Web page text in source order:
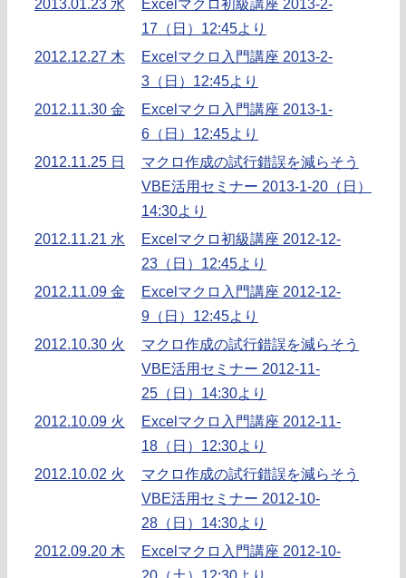
2013.01.23 水
Excelマクロ初級講座 2013-2-
17（日）12:45より
2012.12.27 木
Excelマクロ入門講座 2013-2-
3（日）12:45より
2012.11.30 金
Excelマクロ入門講座 2013-1-
6（日）12:45より
2012.11.25 日
マクロ作成の試行錯誤を減らそう
VBE活用セミナー 2013-1-20（日）
14:30より
2012.11.21 水
Excelマクロ初級講座 2012-12-
23（日）12:45より
2012.11.09 金
Excelマクロ入門講座 2012-12-
9（日）12:45より
2012.10.30 火
マクロ作成の試行錯誤を減らそう
VBE活用セミナー 2012-11-
25（日）14:30より
2012.10.09 火
Excelマクロ入門講座 2012-11-
18（日）12:30より
2012.10.02 火
マクロ作成の試行錯誤を減らそう
VBE活用セミナー 2012-10-
28（日）14:30より
2012.09.20 木
Excelマクロ入門講座 2012-10-